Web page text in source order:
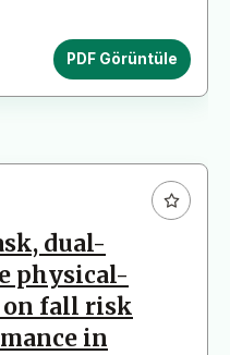
PDF Görüntüle
dual-
physical-
fall risk
in